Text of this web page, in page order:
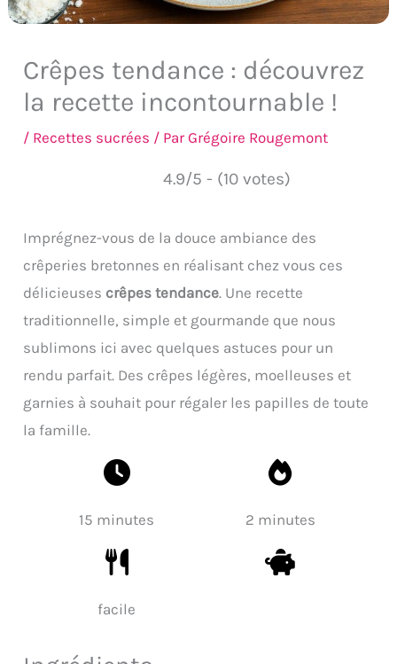
Crêpes tendance : découvrez
la recette incontournable !
/ Recettes sucrées / ParGrégoire Rougemont
4.9/5 - (10 votes)
Imprégnez-vous de la douce ambiance des
crêperies bretonnes en réalisant chez vous ces
délicieuses crêpes tendance. Une recette
traditionnelle, simple et gourmande que nous
sublimons ici avec quelques astuces pour un
rendu parfait. Des crêpes légères, moelleuses et
garnies à souhait pour régaler les papilles de toute
la famille.
15 minutes 2 minutes
facile